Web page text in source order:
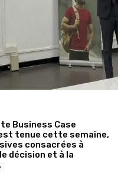
Business Case
tenue cette semaine,
consacrées à
décision et à la